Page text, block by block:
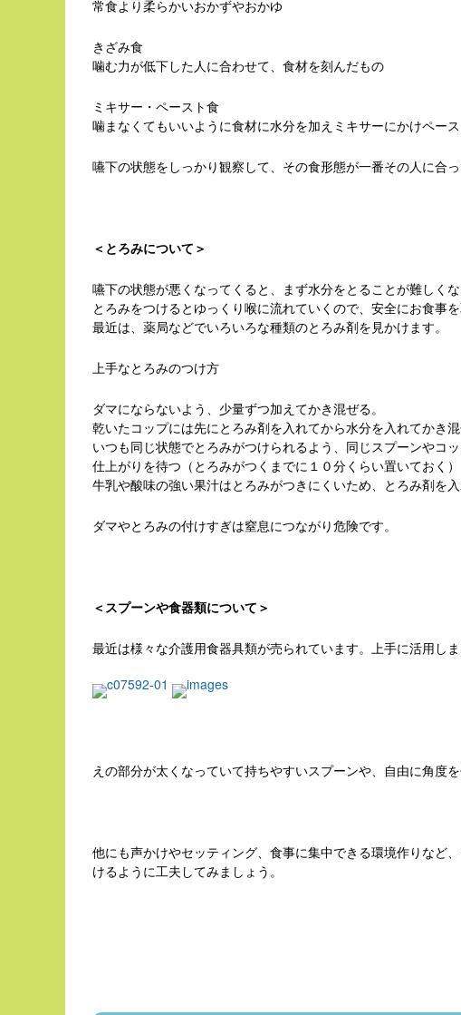
常食より柔らかいおかずやおかゆ
きざみ食
噛む力が低下した人に合わせて、食材を刻んだもの
ミキサー・ペースト食
噛まなくてもいいように食材に水分を加えミキサーにかけペー
嚥下の状態をしっかり観察して、その食形態が一番その人に合
＜とろみについて＞
嚥下の状態が悪くなってくると、まず水分をとることが難しくな
とろみをつけるとゆっくり喉に流れていくので、安全にお食事を
最近は、薬局などでいろいろな種類のとろみ剤を見かけます。
上手なとろみのつけ方
ダマにならないよう、少量ずつ加えてかき混ぜる。
乾いたコップには先にとろみ剤を入れてから水分を入れてかき混
いつも同じ状態でとろみがつけられるよう、同じスプーンやコッ
仕上がりを待つ（とろみがつくまでに１０分くらい置いておく）
牛乳や酸味の強い果汁はとろみがつきにくいため、とろみ剤を入
ダマやとろみの付けすぎは窒息につながり危険です。
＜スプーンや食器類について＞
最近は様々な介護用食器具類が売られています。上手に活用しま
えの部分が太くなっていて持ちやすいスプーンや、自由に角度
他にも声かけやセッティング、食事に集中できる環境作りなど
けるように工夫してみましょう。